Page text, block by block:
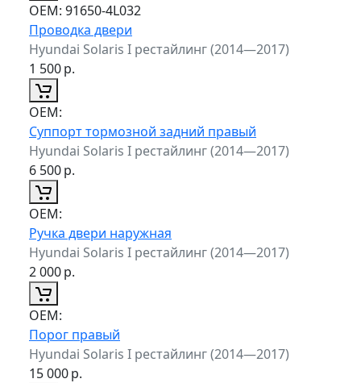
ОЕМ: 91650-4L032
Проводка двери
Hyundai Solaris I рестайлинг (2014—2017)
1 500р.
ОЕМ:
Суппорт тормозной задний правый
Hyundai Solaris I рестайлинг (2014—2017)
6 500р.
ОЕМ:
Ручка двери наружная
Hyundai Solaris I рестайлинг (2014—2017)
2 000р.
ОЕМ:
Порог правый
Hyundai Solaris I рестайлинг (2014—2017)
15 000р.